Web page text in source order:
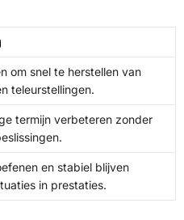
om snel te herstellen van
teleurstellingen.
termijn verbeteren zonder
en stabiel blijven
in prestaties.